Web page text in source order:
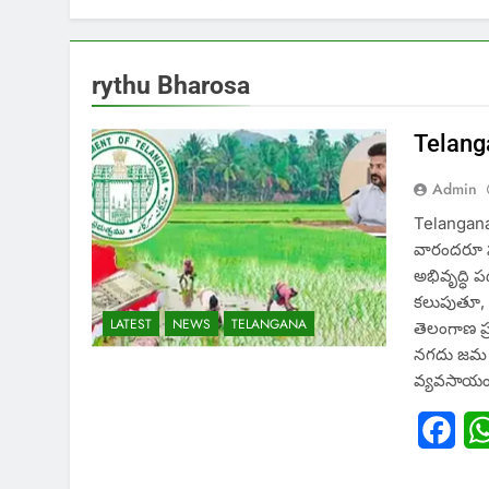
rythu Bharosa
LATEST NEWS TELANGANA
Admin
వారందరూ
అభివృద్ధి
తెలంగాణ
నగదు
వ్యవసాయం